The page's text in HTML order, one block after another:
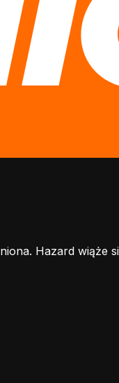
Hazard wiąże